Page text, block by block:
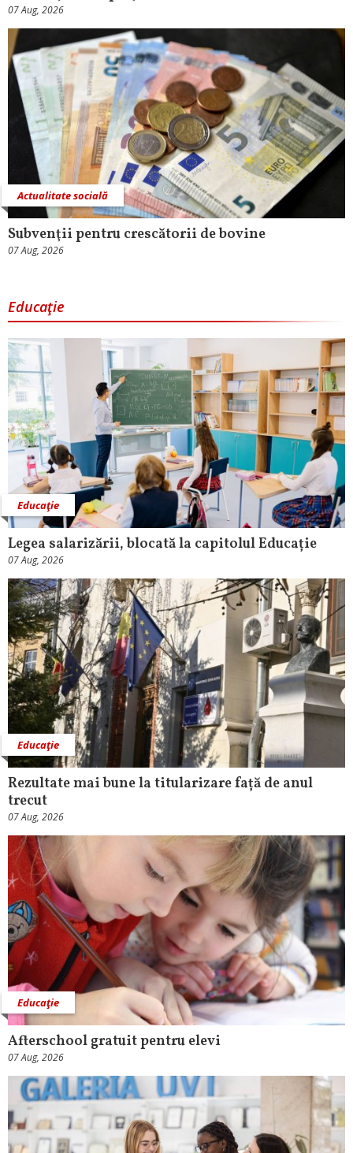
07 Aug, 2026
Actualitate socială
Subvenţii pentru crescătorii de bovine
07 Aug, 2026
Educaţie
Educaţie
Legea salarizării, blocată la capitolul Educație
07 Aug, 2026
Educaţie
Rezultate mai bune la titularizare față de anul
trecut
07 Aug, 2026
Educaţie
Afterschool gratuit pentru elevi
07 Aug, 2026